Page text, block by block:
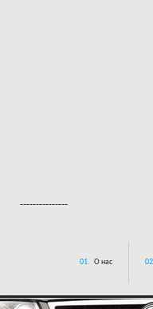
---------------
01. О нас